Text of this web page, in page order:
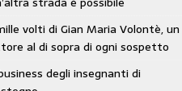
di Gillo Dorfles e lui
volti di Gian Maria Volontè, un
al di sopra di ogni sospetto
degli insegnanti di